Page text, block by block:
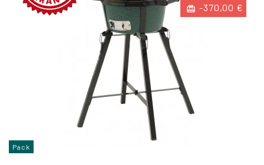
-370,00 €
Pack